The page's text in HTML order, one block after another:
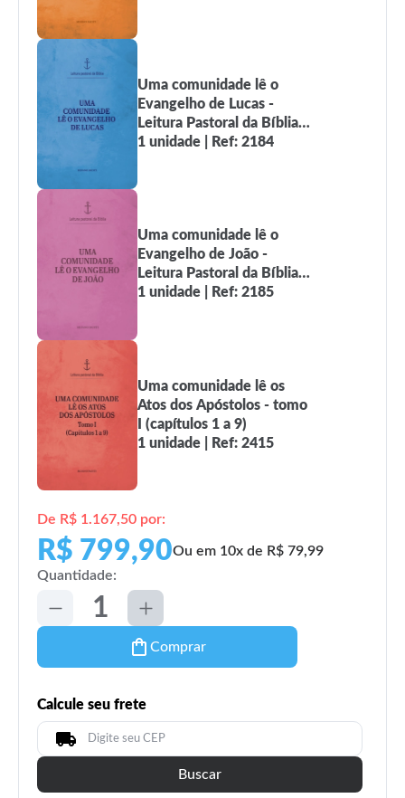
Uma comunidade lê o
Evangelho de Lucas -
Leitura Pastoral da Bíblia
vol. 3
1 unidade | Ref: 2184
Uma comunidade lê o
Evangelho de João -
Leitura Pastoral da Bíblia
vol.4
1 unidade | Ref: 2185
Uma comunidade lê os
Atos dos Apóstolos - tomo
I (capítulos 1 a 9)
1 unidade | Ref: 2415
De R$ 1.167,50 por:
R$ 799,90Ou em 10x de R$ 79,99
Quantidade:
Comprar
Calcule seu frete
Buscar